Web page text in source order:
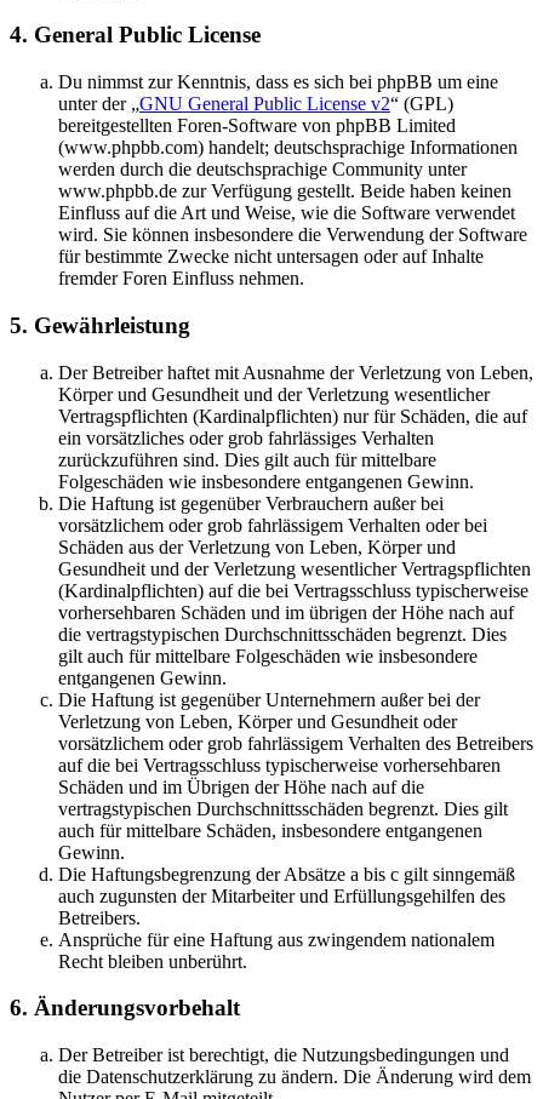
4. General Public License
Du nimmst zur Kenntnis, dass es sich bei phpBB um eine
unter der „GNU General Public License v2“ (GPL)
bereitgestellten Foren-Software von phpBB Limited
(www.phpbb.com) handelt; deutschsprachige Informationen
werden durch die deutschsprachige Community unter
www.phpbb.de zur Verfügung gestellt. Beide haben keinen
Einfluss auf die Art und Weise, wie die Software verwendet
wird. Sie können insbesondere die Verwendung der Software
für bestimmte Zwecke nicht untersagen oder auf Inhalte
fremder Foren Einfluss nehmen.
5. Gewährleistung
Der Betreiber haftet mit Ausnahme der Verletzung von Leben,
Körper und Gesundheit und der Verletzung wesentlicher
Vertragspflichten (Kardinalpflichten) nur für Schäden, die auf
ein vorsätzliches oder grob fahrlässiges Verhalten
zurückzuführen sind. Dies gilt auch für mittelbare
Folgeschäden wie insbesondere entgangenen Gewinn.
Die Haftung ist gegenüber Verbrauchern außer bei
vorsätzlichem oder grob fahrlässigem Verhalten oder bei
Schäden aus der Verletzung von Leben, Körper und
Gesundheit und der Verletzung wesentlicher Vertragspflichten
(Kardinalpflichten) auf die bei Vertragsschluss typischerweise
vorhersehbaren Schäden und im übrigen der Höhe nach auf
die vertragstypischen Durchschnittsschäden begrenzt. Dies
gilt auch für mittelbare Folgeschäden wie insbesondere
entgangenen Gewinn.
Die Haftung ist gegenüber Unternehmern außer bei der
Verletzung von Leben, Körper und Gesundheit oder
vorsätzlichem oder grob fahrlässigem Verhalten des Betreibers
auf die bei Vertragsschluss typischerweise vorhersehbaren
Schäden und im Übrigen der Höhe nach auf die
vertragstypischen Durchschnittsschäden begrenzt. Dies gilt
auch für mittelbare Schäden, insbesondere entgangenen
Gewinn.
Die Haftungsbegrenzung der Absätze a bis c gilt sinngemäß
auch zugunsten der Mitarbeiter und Erfüllungsgehilfen des
Betreibers.
Ansprüche für eine Haftung aus zwingendem nationalem
Recht bleiben unberührt.
6. Änderungsvorbehalt
Der Betreiber ist berechtigt, die Nutzungsbedingungen und
die Datenschutzerklärung zu ändern. Die Änderung wird dem